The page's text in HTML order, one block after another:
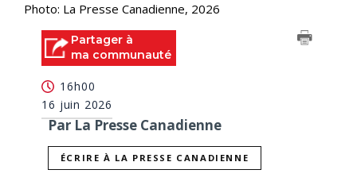
Photo: La Presse Canadienne, 2026
Partager à
ma communauté
16h00
16 juin 2026
Par La Presse Canadienne
ÉCRIRE À LA PRESSE CANADIENNE